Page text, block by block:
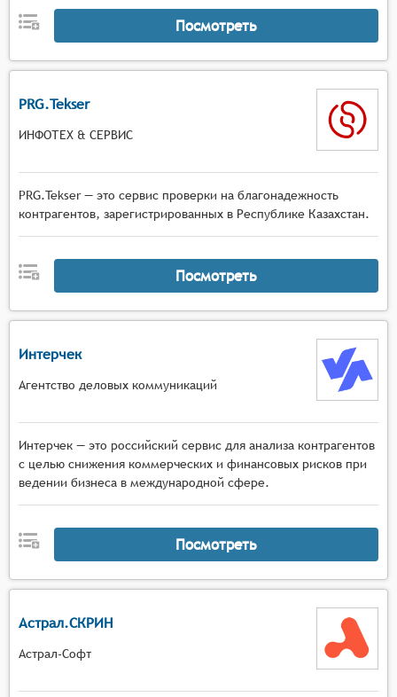
Посмотреть
PRG.Tekser
ИНФОТЕХ & СЕРВИС
PRG.Tekser — это сервис проверки на благонадежность
контрагентов, зарегистрированных в Республике Казахстан.
Посмотреть
Интерчек
Агентство деловых коммуникаций
Интерчек — это российский сервис для анализа контрагентов
с целью снижения коммерческих и финансовых рисков при
ведении бизнеса в международной сфере.
Посмотреть
Астрал.СКРИН
Астрал-Софт